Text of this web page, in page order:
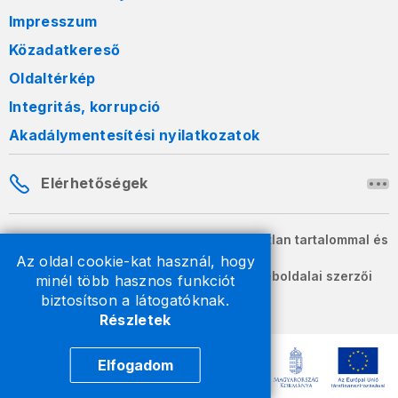
Az oldal cookie-kat használ, hogy
minél több hasznos funkciót
biztosítson a látogatóknak.
Részletek
Elfogadom
Impresszum
Közadatkereső
Oldaltérkép
Integritás, korrupció
Akadálymentesítési nyilatkozatok
Elérhetőségek
A honlapon szereplő információk változatlan tartalommal és
formában szabadon terjeszthetők.
2026 © A Nemzeti Adó- és Vámhivatal weboldalai szerzői
jogvédelem alatt állnak.